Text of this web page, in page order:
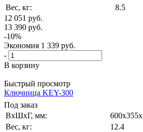
Вес, кг:
8.5
12 051 руб.
13 390 руб.
-10%
Экономия 1 339 руб.
-
В корзину
Быстрый просмотр
Ключница KEY-300
Под заказ
ВxШxГ, мм:
Вес, кг:
12.4